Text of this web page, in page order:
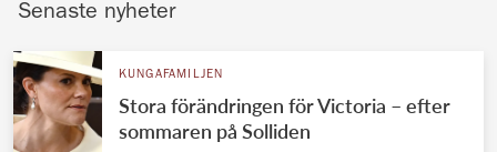
Senaste nyheter
KUNGAFAMILJEN
Stora förändringen för Victoria – efter
sommaren på Solliden